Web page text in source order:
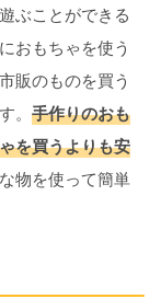
ぶことができる
おもちゃを使う
販のものを買う
。 手作りのおも
を買うよりも安
物を使って簡単